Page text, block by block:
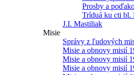
Prosby a
Tríduá ku cti bl.
J.I. Mastiliak
Misie
Správy z ľudových
Misie a obnovy misií
Misie a obnovy misií
Misie a obnovy misií